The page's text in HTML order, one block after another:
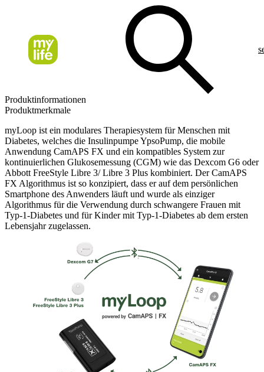
Produktinformationen
Produktmerkmale
myLoop ist ein modulares Therapiesystem für Menschen mit
Diabetes, welches die Insulinpumpe YpsoPump, die mobile
Anwendung CamAPS FX und ein kompatibles System zur
kontinuierlichen Glukosemessung (CGM) wie das Dexcom G6 oder
Abbott FreeStyle Libre 3/ Libre 3 Plus kombiniert. Der CamAPS
FX Algorithmus ist so konzipiert, dass er auf dem persönlichen
Smartphone des Anwenders läuft und wurde als einziger
Algorithmus für die Verwendung durch schwangere Frauen mit
Typ-1-Diabetes und für Kinder mit Typ-1-Diabetes ab dem ersten
Lebensjahr zugelassen.